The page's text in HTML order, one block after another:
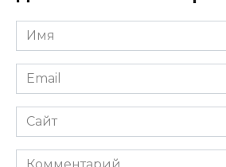
Имя
*
Email
*
Сайт
Комментарий